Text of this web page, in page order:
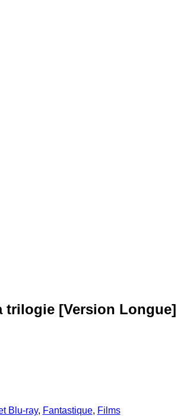
trilogie [Version Longue]
Blu-ray, Fantastique, Films